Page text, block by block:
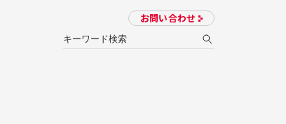
お問い合わせ